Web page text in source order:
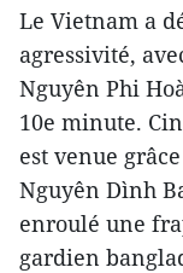
Le Vietnam a
agressivité,
Nguyên Phi
10e minute.
est venue
Nguyên Dình
enroulé une
gardien